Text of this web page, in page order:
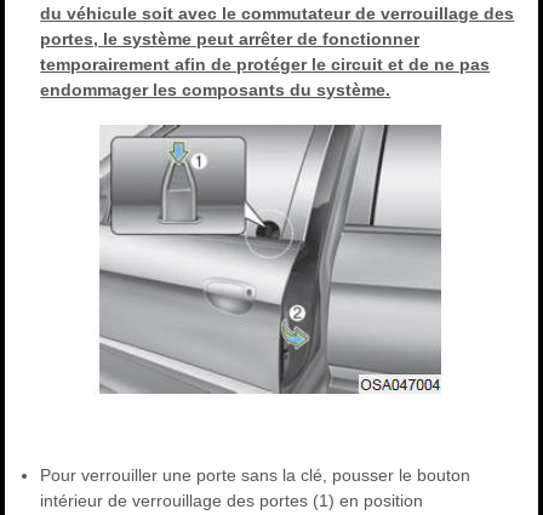
du véhicule soit avec le commutateur de verrouillage des
portes, le système peut arrêter de fonctionner
temporairement afin de protéger le circuit et de ne pas
endommager les composants du système.
Pour verrouiller une porte sans la clé, pousser le bouton
intérieur de verrouillage des portes (1) en position